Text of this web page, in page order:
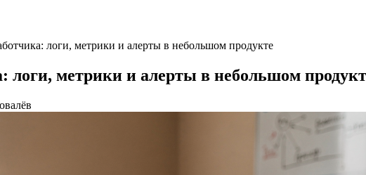
логи, метрики и алерты в небольшом продукте
логи, метрики и алерты в небольшом